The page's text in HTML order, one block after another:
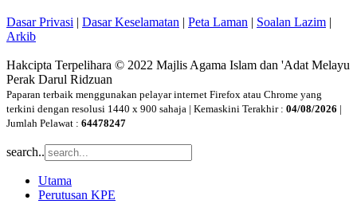
Dasar Privasi | Dasar Keselamatan | Peta Laman | Soalan Lazim |
Arkib
Hakcipta Terpelihara © 2022 Majlis Agama Islam dan 'Adat Melayu
Perak Darul Ridzuan
Paparan terbaik menggunakan pelayar internet Firefox atau Chrome yang
terkini dengan resolusi 1440 x 900 sahaja | Kemaskini Terakhir : 04/08/2026 |
Jumlah Pelawat : 64478247
search..
Utama
Perutusan KPE